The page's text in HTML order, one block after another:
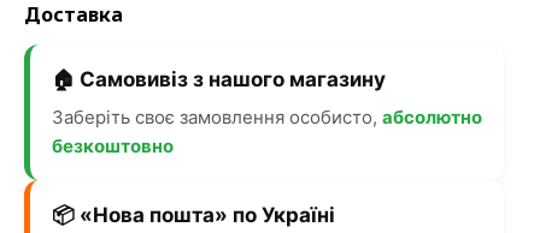
Доставка
🏠 Самовивіз з нашого магазину
Заберіть своє замовлення особисто, абсолютно
безкоштовно
📦 «Нова пошта» по Україні